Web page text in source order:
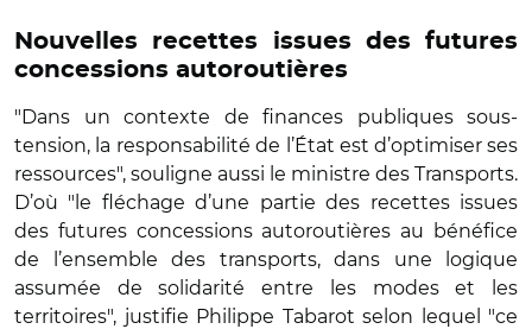
Nouvelles recettes issues des futures
concessions autoroutières
"Dans un contexte de finances publiques sous-
tension, la responsabilité de l’État est d’optimiser ses
ressources", souligne aussi le ministre des Transports.
D’où "le fléchage d’une partie des recettes issues
des futures concessions autoroutières au bénéfice
de l’ensemble des transports, dans une logique
assumée de solidarité entre les modes et les
territoires", justifie Philippe Tabarot selon lequel "ce